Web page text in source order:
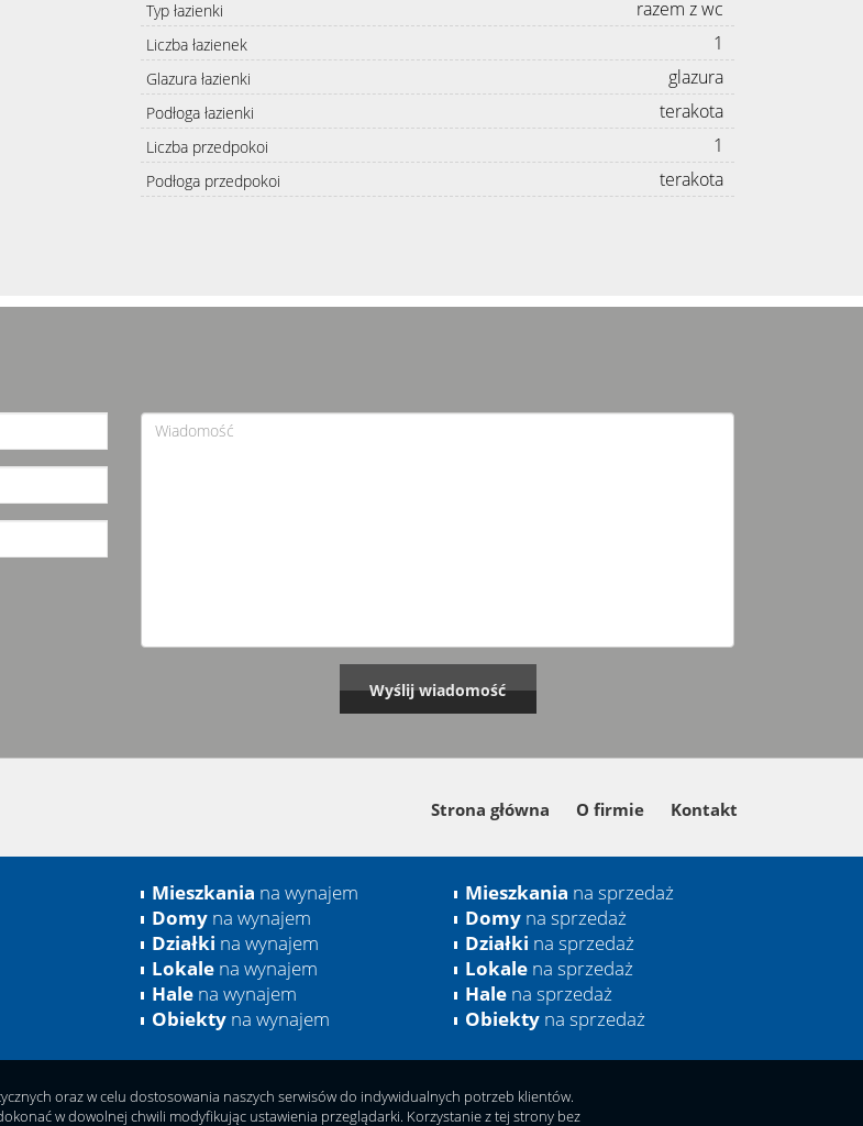
Typ łazienki razem z wc
Liczba łazienek 1
Glazura łazienki glazura
Podłoga łazienki terakota
Liczba przedpokoi 1
Podłoga przedpokoi terakota
Strona główna O firmie Kontakt
Mieszkania na wynajem
Domy na wynajem
Działki na wynajem
Lokale na wynajem
Hale na wynajem
Obiekty na wynajem
Mieszkania na sprzedaż
Domy na sprzedaż
Działki na sprzedaż
Lokale na sprzedaż
Hale na sprzedaż
Obiekty na sprzedaż
oraz w celu dostosowania naszych serwisów do indywidualnych potrzeb klientów.
w dowolnej chwili modyfikując ustawienia przeglądarki. Korzystanie z tej strony bez